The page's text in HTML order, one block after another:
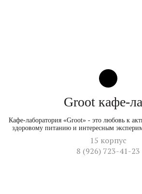
Groot кафе-
Кафе-лаборатория «Groot» - это любовь к
здоровому питанию и интересным
15 корпус
8 (926) 723-41-23